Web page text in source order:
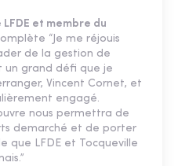
et membre du
“Je me réjouis
de la gestion de
un grand défi que je
Vincent Cornet, et
engagé.
nous permettra de
demarché et de porter
que LFDE et Tocqueville
désormais.”